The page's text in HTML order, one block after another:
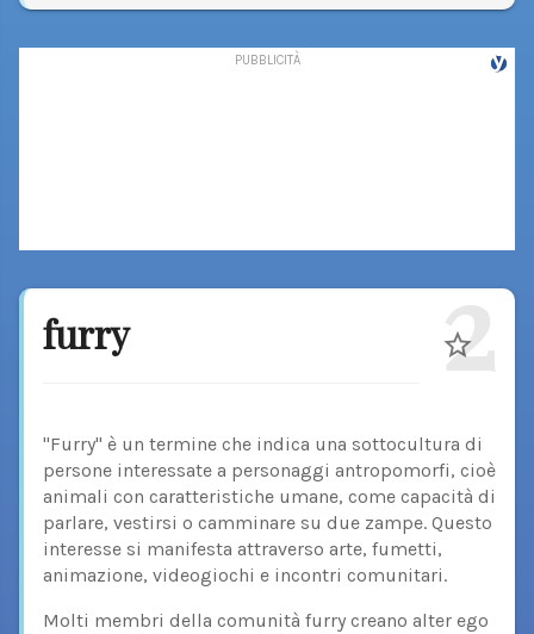
furry 2
"Furry" è un termine che indica una sottocultura di
persone interessate a personaggi antropomorfi, cioè
animali con caratteristiche umane, come capacità di
parlare, vestirsi o camminare su due zampe. Questo
interesse si manifesta attraverso arte, fumetti,
animazione, videogiochi e incontri comunitari.
Molti membri della comunità furry creano alter ego